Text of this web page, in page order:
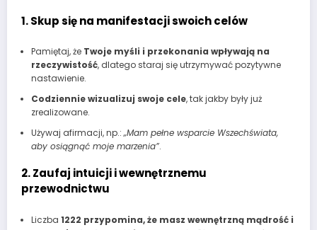
1. Skup się na manifestacji swoich celów
Pamiętaj, że Twoje myśli i przekonania wpływają na
rzeczywistość, dlatego staraj się utrzymywać pozytywne
nastawienie.
Codziennie wizualizuj swoje cele, tak jakby były już
zrealizowane.
Używaj afirmacji, np.:„Mam pełne wsparcie Wszechświata,
aby osiągnąć moje marzenia”.
2. Zaufaj intuicji i wewnętrznemu
przewodnictwu
Liczba 1222 przypomina, że masz wewnętrzną mądrość i